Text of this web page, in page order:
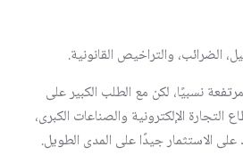
الضرائب، والتراخيص القانونية.
نسبيًا، لكن مع الطلب الكبير على
الإلكترونية والصناعات الكبرى،
الاستثمار جيدًا على المدى الطويل.